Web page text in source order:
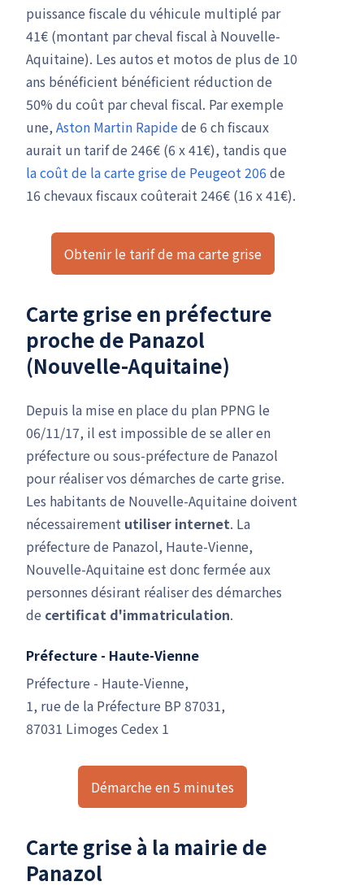
puissance fiscale du véhicule multiplé par
41€ (montant par cheval fiscal à Nouvelle-
Aquitaine). Les autos et motos de plus de 10
ans bénéficient bénéficient réduction de
50% du coût par cheval fiscal. Par exemple
une, Aston Martin Rapidede 6 ch fiscaux
aurait un tarif de 246€ (6 x 41€), tandis que
la coût de la carte grise de Peugeot 206de
16 chevaux fiscaux coûterait 246€ (16 x 41€).
Obtenir le tarif de ma carte grise
Carte grise en préfecture
proche de Panazol
(Nouvelle-Aquitaine)
Depuis la mise en place du plan PPNG le
06/11/17, il est impossible de se aller en
préfecture ou sous-préfecture de Panazol
pour réaliser vos démarches de carte grise.
Les habitants de Nouvelle-Aquitaine doivent
nécessairement utiliser internet. La
préfecture de Panazol, Haute-Vienne,
Nouvelle-Aquitaine est donc fermée aux
personnes désirant réaliser des démarches
de certificat d'immatriculation.
Préfecture - Haute-Vienne
Préfecture - Haute-Vienne,
1, rue de la Préfecture BP 87031,
87031 Limoges Cedex 1
Démarche en 5 minutes
Carte grise à la mairie de
Panazol